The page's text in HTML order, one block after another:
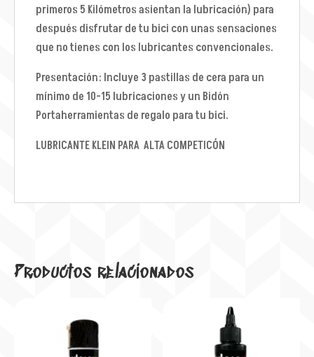
primeros 5 Kilómetros asientan la lubricación) para
después disfrutar de tu bici con unas sensaciones
que no tienes con los lubricantes convencionales.
Presentación: Incluye 3 pastillas de cera para un
mínimo de 10-15 lubricaciones y un Bidón
Portaherramientas de regalo para tu bici.
LUBRICANTE KLEIN PARA ALTA COMPETICÓN
Productos relacionados